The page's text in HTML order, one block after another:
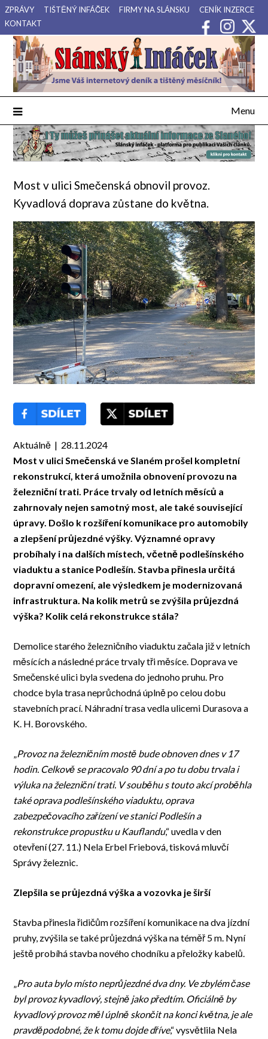
Přejdi
na
obsah
ZPRÁVY TIŠTĚNÝ INFÁČEK FIRMY NA SLÁNSKU
CENÍK INZERCE
KONTAKT
Slánský Infáček
Váš internetový deník a tištěný měsíčník pro Slánsko, Kladensko
a Lounsko.
Menu
Most v ulici Smečenská obnovil provoz.
Kyvadlová doprava zůstane do května.
Aktuálně | 28.11.2024
Most v ulici Smečenská ve Slaném prošel kompletní
rekonstrukcí, která umožnila obnovení provozu na
železniční trati. Práce trvaly od letních měsíců a
zahrnovaly nejen samotný most, ale také související
úpravy. Došlo k rozšíření komunikace pro automobily
a zlepšení průjezdné výšky. Významné opravy
probíhaly i na dalších místech, včetně podlešínského
viaduktu a stanice Podlešín. Stavba přinesla určitá
dopravní omezení, ale výsledkem je modernizovaná
infrastruktura. Na kolik metrů se zvýšila průjezdná
výška? Kolik celá rekonstrukce stála?
Demolice starého železničního viaduktu začala již v letních
měsících a následné práce trvaly tři měsíce. Doprava ve
Smečenské ulici byla svedena do jednoho pruhu. Pro
chodce byla trasa neprůchodná úplně po celou dobu
stavebních prací. Náhradní trasa vedla ulicemi Durasova a
K. H. Borovského.
„Provoz na železničním mostě bude obnoven dnes v 17
hodin. Celkově se pracovalo 90 dní a po tu dobu trvala i
výluka na železniční trati. V souběhu s touto akcí proběhla
také oprava podlešínského viaduktu, oprava
zabezpečovacího zařízení ve stanici Podlešín a
rekonstrukce propustku u Kauflandu,“ uvedla v den
otevření (27. 11.) Nela Erbel Friebová, tisková mluvčí
Správy železnic.
Zlepšila se průjezdná výška a vozovka je širší
Stavba přinesla řidičům rozšíření komunikace na dva jízdní
pruhy, zvýšila se také průjezdná výška na téměř 5 m. Nyní
ještě probíhá stavba nového chodníku a přeložky kabelů.
„Pro auta bylo místo neprůjezdné dva dny. Ve zbylém čase
byl provoz kyvadlový, stejně jako předtím. Oficiálně by
kyvadlový provoz měl úplně skončit na konci května, je ale
pravděpodobné, že k tomu dojde dříve,“ vysvětlila Nela